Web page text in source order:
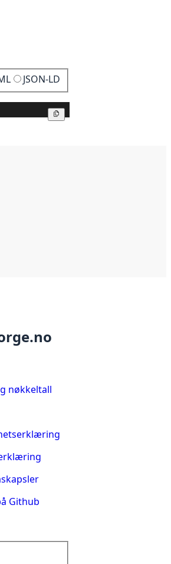
JSON-LD
nøkkeltall
Github